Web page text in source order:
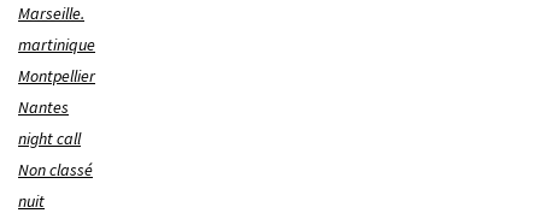
Marseille.
martinique
Montpellier
Nantes
night call
Non classé
nuit